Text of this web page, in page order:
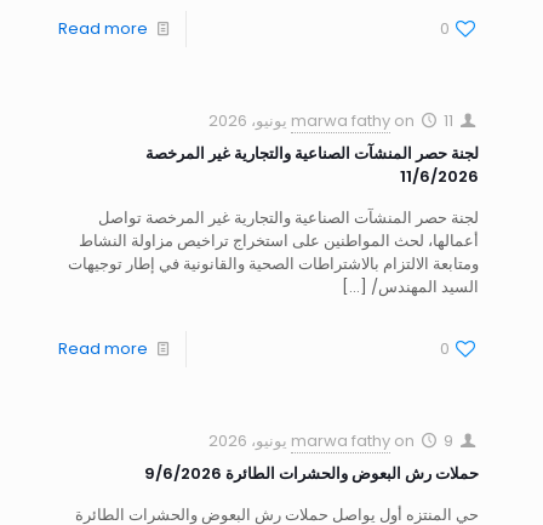
0
Read more
marwa fathy on
11 يونيو، 2026
لجنة حصر المنشآت الصناعية والتجارية غير المرخصة
11/6/2026
لجنة حصر المنشآت الصناعية والتجارية غير المرخصة تواصل
أعمالها، لحث المواطنين على استخراج تراخيص مزاولة النشاط
ومتابعة الالتزام بالاشتراطات الصحية والقانونية في إطار توجيهات
السيد المهندس/ […]
0
Read more
marwa fathy on
9 يونيو، 2026
حملات رش البعوض والحشرات الطائرة 9/6/2026
حي المنتزه أول يواصل حملات رش البعوض والحشرات الطائرة